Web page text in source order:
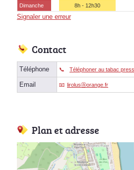
Dimanche
8h - 12h30
Signaler une erreur
Contact
Téléphone Téléphoner au tabac
Email lirolusⓐorange.fr
Plan et adresse